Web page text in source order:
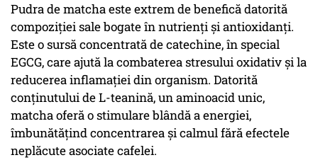
Pudra de matcha este extrem de benefică datorită
compoziției sale bogate în nutrienți și antioxidanți.
Este o sursă concentrată de catechine, în special
EGCG, care ajută la combaterea stresului oxidativ și la
reducerea inflamației din organism. Datorită
conținutului de L-teanină, un aminoacid unic,
matcha oferă o stimulare blândă a energiei,
îmbunătățind concentrarea și calmul fără efectele
neplăcute asociate cafelei.